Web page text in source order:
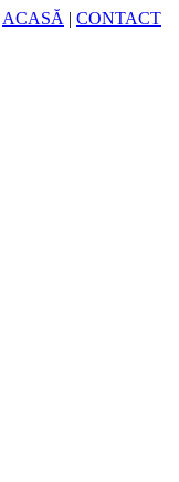
ACASĂ | CONTACT